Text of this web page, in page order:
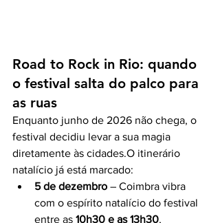
Road to Rock in Rio: quando
o festival salta do palco para
as ruas
Enquanto junho de 2026 não chega, o
festival decidiu levar a sua magia
diretamente às cidades.O itinerário
natalício já está marcado:
5 de dezembro – Coimbra vibra
com o espírito natalício do festival
entre as 10h30 e as 13h30,